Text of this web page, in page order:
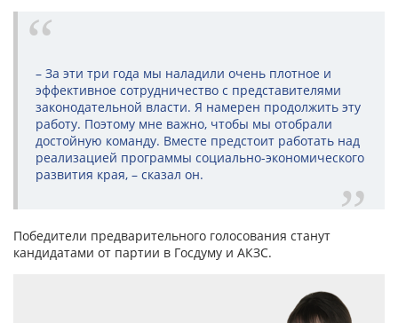
– За эти три года мы наладили очень плотное и
эффективное сотрудничество с представителями
законодательной власти. Я намерен продолжить эту
работу. Поэтому мне важно, чтобы мы отобрали
достойную команду. Вместе предстоит работать над
реализацией программы социально-экономического
развития края, – сказал он.
Победители предварительного голосования станут
кандидатами от партии в Госдуму и АКЗС.